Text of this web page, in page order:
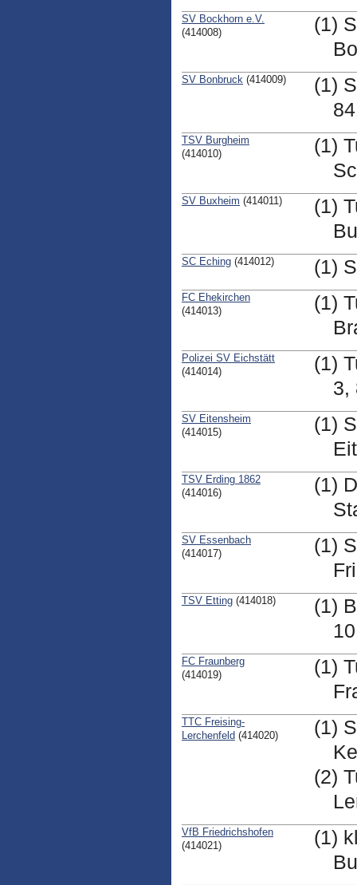
SV Bockhorn e.V.
(414008)
(1)
SV Bonbruck (414009)
(1)
TSV Burgheim
(414010)
(1)
SV Buxheim (414011)
(1)
SC Eching(414012) (1)
FC Ehekirchen
(414013)
(1)
Polizei SV Eichstätt
(414014)
(1)
3,
SV Eitensheim
(414015)
(1)
TSV Erding 1862
(414016)
(1)
SV Essenbach
(414017)
(1)
TSV Etting(414018)
(1)
FC Fraunberg
(414019)
(1)
TTC Freising-
Lerchenfeld (414020)
(1)
(2)
VfB Friedrichshofen
(414021)
(1)